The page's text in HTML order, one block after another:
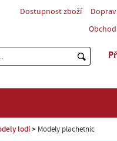
Dostupnost zboží
lodí Modely plachetnic